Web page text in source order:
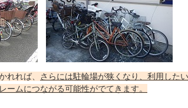
れれば、 さらには駐輪場が狭くなり、利用したい
ムにつながる可能性がでてきます。